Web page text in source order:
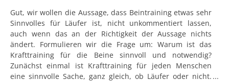
Gut, wir wollen die Aussage, dass Beintraining etwas sehr
Sinnvolles für Läufer ist, nicht unkommentiert lassen,
auch wenn das an der Richtigkeit der Aussage nichts
ändert. Formulieren wir die Frage um: Warum ist das
Krafttraining für die Beine sinnvoll und notwendig?
Zunächst einmal ist Krafttraining für jeden Menschen
eine sinnvolle Sache, ganz gleich, ob Läufer oder nicht.